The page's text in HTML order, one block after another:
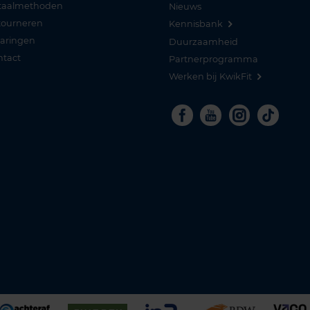
Nieuws
Kennisbank
Duurzaamheid
Partnerprogramma
Werken bij KwikFit
Facebook
YoutubeInstagram
Tiktok